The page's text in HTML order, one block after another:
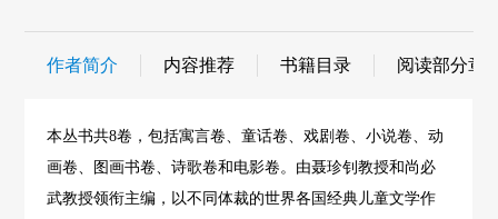
作者简介 内容推荐 书籍目录 阅读部分章
本丛书共8卷，包括寓言卷、童话卷、戏剧卷、小说卷、动
画卷、图画书卷、诗歌卷和电影卷。由聂珍钊教授和尚必
武教授领衔主编，以不同体裁的世界各国经典儿童文学作